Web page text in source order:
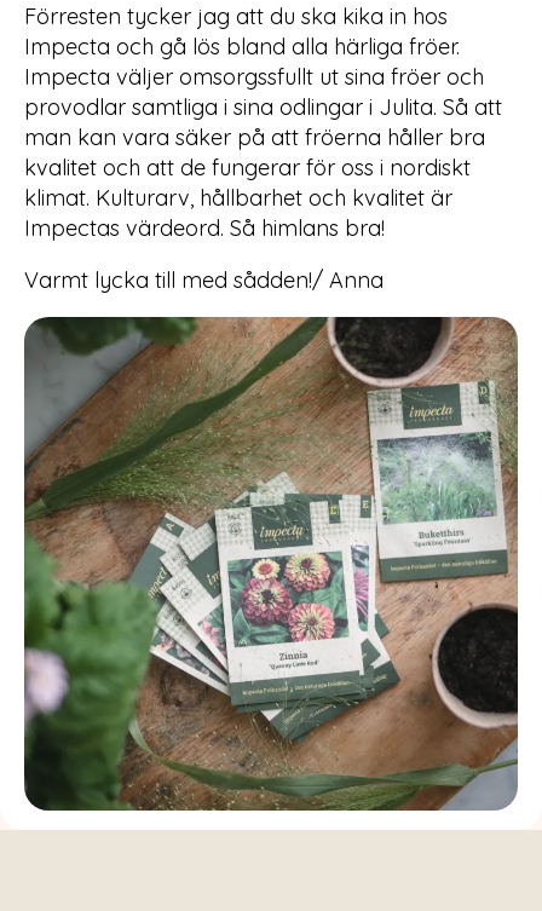
Förresten tycker jag att du ska kika in hos
Impecta och gå lös bland alla härliga fröer.
Impecta väljer omsorgssfullt ut sina fröer och
provodlar samtliga i sina odlingar i Julita. Så att
man kan vara säker på att fröerna håller bra
kvalitet och att de fungerar för oss i nordiskt
klimat. Kulturarv, hållbarhet och kvalitet är
Impectas värdeord. Så himlans bra!
Varmt lycka till med sådden!/ Anna